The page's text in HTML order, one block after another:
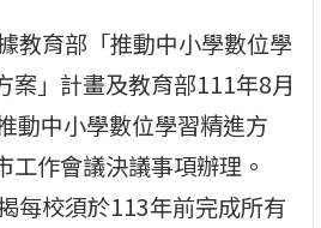
教育部「推動中小學數位學
案」計畫及教育部111年8月
動中小學數位學習精進方
工作會議決議事項辦理。
每校須於113年前完成所有